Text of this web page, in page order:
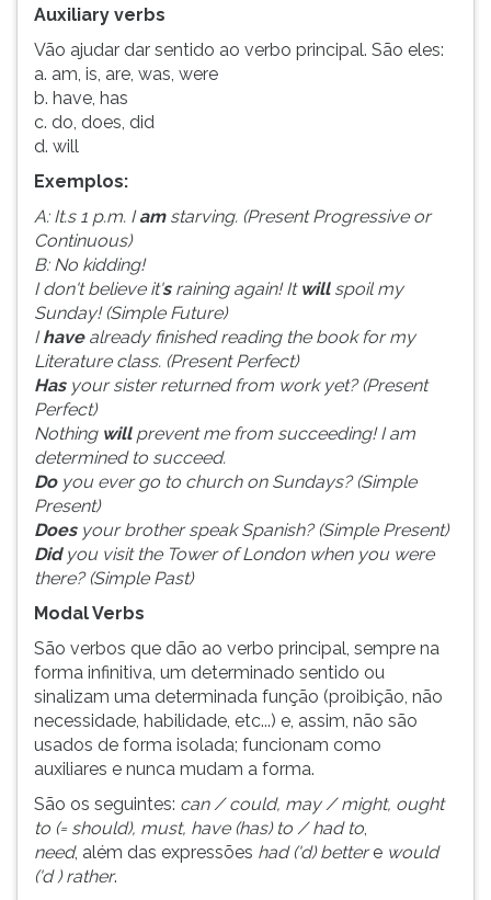
Auxiliary verbs
Vão ajudar dar sentido ao verbo principal. São eles:
a. am, is, are, was, were
b. have, has
c. do, does, did
d. will
Exemplos:
A: It.s 1 p.m. Iamstarving. (Present Progressive or
Continuous)
B: No kidding!
I don't believe it'sraining again! It willspoil my
Sunday! (Simple Future)
Ihavealready finished reading the book for my
Literature class. (Present Perfect)
Hasyour sister returned from work yet? (Present
Perfect)
Nothing willprevent me from succeeding! I am
determined to succeed.
Doyou ever go to church on Sundays? (Simple
Present)
Doesyour brother speak Spanish? (Simple Present)
Didyou visit the Tower of London when you were
there? (Simple Past)
Modal Verbs
São verbos que dão ao verbo principal, sempre na
forma infinitiva, um determinado sentido ou
sinalizam uma determinada função (proibição, não
necessidade, habilidade, etc...) e, assim, não são
usados de forma isolada; funcionam como
auxiliares e nunca mudam a forma.
São os seguintes: can / could, may / might, ought
to (= should), must, have (has) to / had to,
need, além das expressões had ('d) bettere would
('d ) rather.